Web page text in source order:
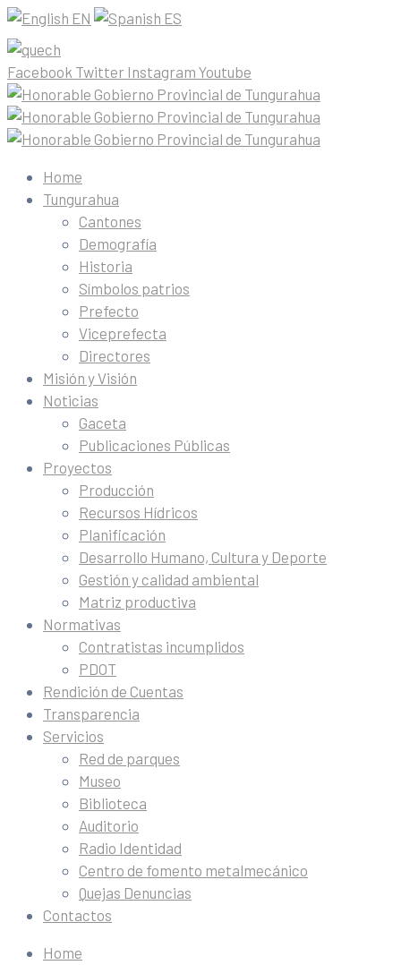
EN ES
Facebook Twitter Instagram Youtube
Home
Tungurahua
Cantones
Demografía
Historia
Símbolos patrios
Prefecto
Viceprefecta
Directores
Misión y Visión
Noticias
Gaceta
Publicaciones Públicas
Proyectos
Producción
Recursos Hídricos
Planificación
Desarrollo Humano, Cultura y Deporte
Gestión y calidad ambiental
Matriz productiva
Normativas
Contratistas incumplidos
PDOT
Rendición de Cuentas
Transparencia
Servicios
Red de parques
Museo
Biblioteca
Auditorio
Radio Identidad
Centro de fomento metalmecánico
Quejas Denuncias
Contactos
Home